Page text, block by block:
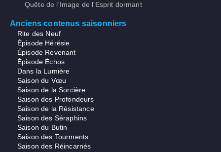
Quête de l'Image de l'Esprit dormant
Anciens contenus saisonniers
Rite des Neuf
Épisode Hérésie
Épisode Revenant
Épisode Échos
Dans la Lumière
Saison du Vœu
Saison de la Sorcière
Saison des Profondeurs
Saison de la Résistance
Saison des Séraphins
Saison du Butin
Saison des Tourments
Saison des Réincarnés